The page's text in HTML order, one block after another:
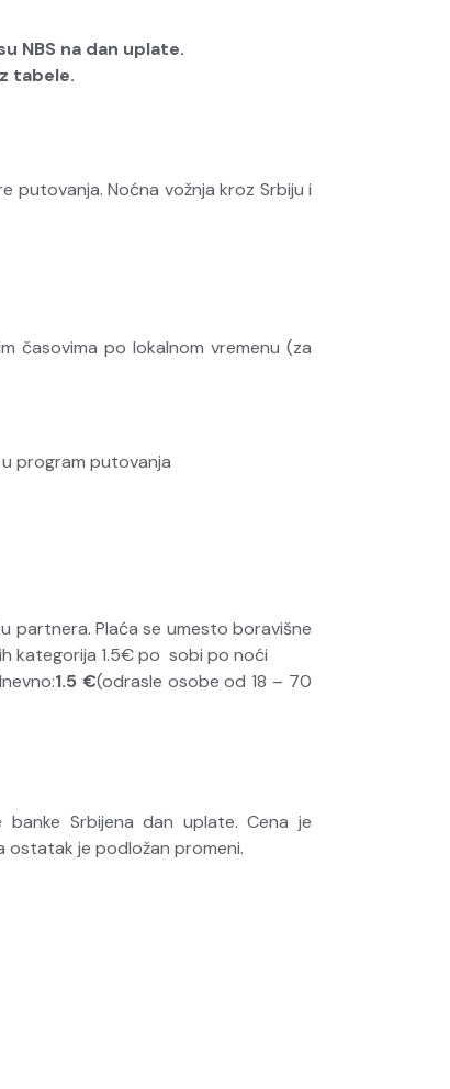
NBS na dan uplate.
tabele.
putovanja. Noćna vožnja kroz Srbiju i
časovima po lokalnom vremenu (za
program putovanja
partnera. Plaća se umesto boravišne
kategorija 1.5€ po sobi po noći
1.5 €(odrasle osobe od 18 – 70
Srbijena dan uplate. Cena je
ostatak je podložan promeni.